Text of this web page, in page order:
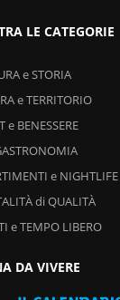
LE CATEGORIE
e STORIA
e TERRITORIO
e BENESSERE
e NIGHTLIFE
di QUALITÀ
e TEMPO LIBERO
DA VIVERE